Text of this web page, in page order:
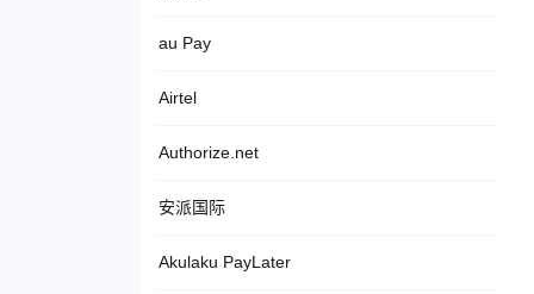
au Pay
Airtel
Authorize.net
安派国际
Akulaku PayLater